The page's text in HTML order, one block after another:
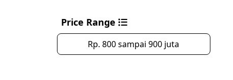
Price Range
Rp. 800 sampai 900 juta